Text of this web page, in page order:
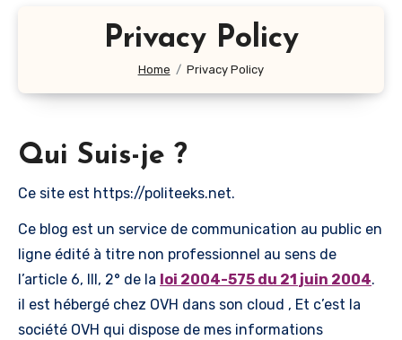
Privacy Policy
Home Privacy Policy
Qui Suis-je ?
Ce site est https://politeeks.net.
Ce blog est un service de communication au public en
ligne édité à titre non professionnel au sens de
l’article 6, III, 2° de la loi 2004-575 du 21 juin 2004.
il est hébergé chez OVH dans son cloud , Et c’est la
société OVH qui dispose de mes informations